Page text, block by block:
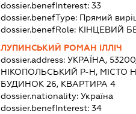
dossier.benefInterest: 33
dossier.benefType: Прямий
dossier.benefRole: КІНЦЕВИЙ
ЛУПИНСЬКИЙ РОМАН ІЛЛІЧ
dossier.address: УКРАЇНА,
НІКОПОЛЬСЬКИЙ Р-Н, МІСТО
БУДИНОК 26, КВАРТИРА 4
dossier.nationality: Україна
dossier.benefInterest: 34